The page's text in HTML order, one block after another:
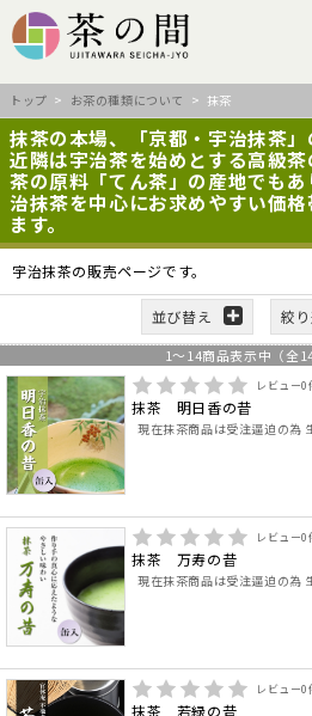
トップ > お茶の種類について > 抹茶
抹茶の本場、「京都・宇治抹茶
近隣は宇治茶を始めとする高級
茶の原料「てん茶」の産地でも
治抹茶を中心にお求めやすい価
ます。
宇治抹茶の販売ページです。
並び替え 絞
1～ 14商品表示中（全
レビュー0
抹茶 明日香の昔
現在抹茶商品は受注逼迫の為
レビュー0
抹茶 万寿の昔
現在抹茶商品は受注逼迫の為
レビュー0
抹茶 若緑の昔